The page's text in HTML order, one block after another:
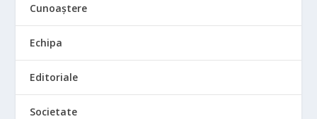
Cunoaștere
Echipa
Editoriale
Societate